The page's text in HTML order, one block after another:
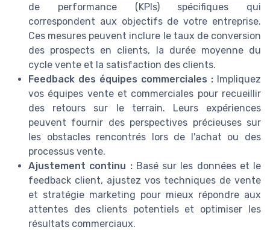
de performance (KPIs) spécifiques qui
correspondent aux objectifs de votre entreprise.
Ces mesures peuvent inclure le taux de conversion
des prospects en clients, la durée moyenne du
cycle vente et la satisfaction des clients.
Feedback des équipes commerciales : Impliquez
vos équipes vente et commerciales pour recueillir
des retours sur le terrain. Leurs expériences
peuvent fournir des perspectives précieuses sur
les obstacles rencontrés lors de l'achat ou des
processus vente.
Ajustement continu :Basé sur les données et le
feedback client, ajustez vos techniques de vente
et stratégie marketing pour mieux répondre aux
attentes des clients potentiels et optimiser les
résultats commerciaux.